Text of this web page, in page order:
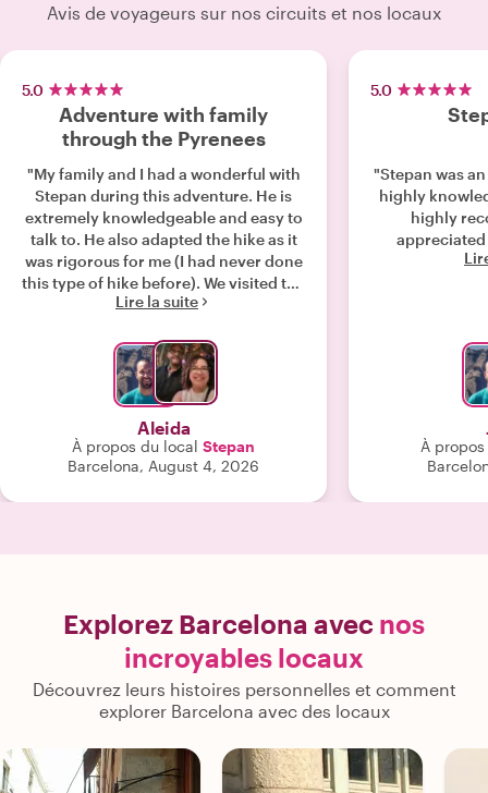
Avis de voyageurs sur nos circuits et nos locaux
5.0
Adventure with family
through the Pyrenees
"My family and I had a wonderful with
Stepan during this adventure. He is
extremely knowledgeable and easy to
talk to. He also adapted the hike as it
was rigorous for me (I had never done
this type of hike before). We visited the
San Gil cave and the sanctuary. It was
would certainly do another excursion
with him again."
Lire la suite
Aleida
À propos du local Stepan
Barcelona, August 4, 2026
5.0
"Stepan was
highly
highly
À
Explorez Barcelona avec nos
incroyables locaux
Découvrez leurs histoires personnelles et comment
explorer Barcelona avec des locaux